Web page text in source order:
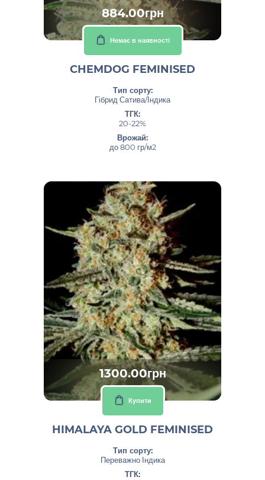
884.00грн
Немає в наявності
CHEMDOG FEMINISED
Тип сорту:
Гібрид Сатива/Індика
ТГК:
20-22%
Врожай:
до 800 гр/м2
1300.00грн
Купити
HIMALAYA GOLD FEMINISED
Тип сорту:
Переважно Індика
ТГК: